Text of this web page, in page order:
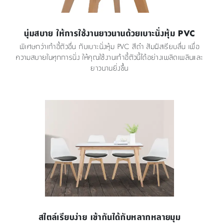
นุ่มสบาย ให้การใช้งานยาวนานด้วยเบาะนั่งหุ้ม PVC
พิเศษกว่าเก้าอี้ตัวอื่น กับเบาะนั่งหุ้ม PVC สีดำ สัมผัสเรียบลื่น เพื่อ
ความสบายในทุกการนั่ง ให้คุณใช้งานเก้าอี้ตัวนี้ได้อย่างเพลิดเพลินและ
ยาวนานยิ่งขึ้น
สไตล์เรียบง่าย เข้ากันได้กับหลากหลายมุม